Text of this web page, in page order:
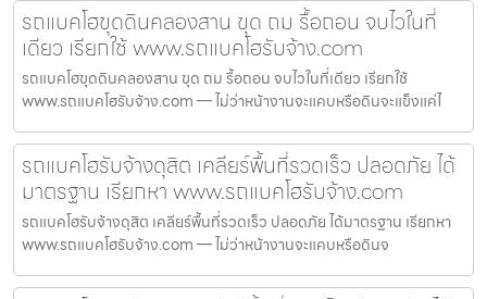
รถแบคโฮขุดดินคลองสาน ขุด ถม รื้อถอน จบไวในที่
เดียว เรียกใช้ www.รถแบคโฮรับจ้าง.com
รถแบคโฮขุดดินคลองสาน ขุด ถม รื้อถอน จบไวในที่เดียว เรียกใช้
www.รถแบคโฮรับจ้าง.com — ไม่ว่าหน้างานจะแคบหรือดินจะแข็งแค่ไ
รถแบคโฮรับจ้างดุสิต เคลียร์พื้นที่รวดเร็ว ปลอดภัย ได้
มาตรฐาน เรียกหา www.รถแบคโฮรับจ้าง.com
รถแบคโฮรับจ้างดุสิต เคลียร์พื้นที่รวดเร็ว ปลอดภัย ได้มาตรฐาน เรียกหา
www.รถแบคโฮรับจ้าง.com — ไม่ว่าหน้างานจะแคบหรือดินจ